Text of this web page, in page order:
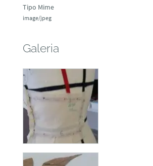
Tipo Mime
image/jpeg
Galeria